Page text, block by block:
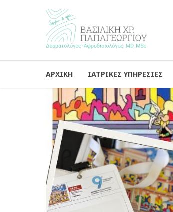
ΑΡΧΙΚΗ ΙΑΤΡΙΚΕΣ ΥΠΗΡΕΣΙΕΣ